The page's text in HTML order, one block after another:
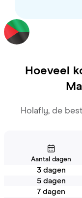
Hoeveel
Holafly, de
Aantal dagen
3 dagen
5 dagen
7 dagen